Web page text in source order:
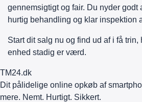
gennemsigtigt og fair. Du nyder godt
hurtig behandling og klar inspektion
Start dit salg nu og find ud af i få trin,
enhed stadig er værd.
TM24.dk
Dit pålidelige online opkøb af
mere. Nemt. Hurtigt. Sikkert.